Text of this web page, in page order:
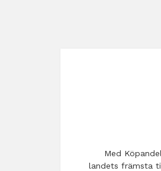
Med
landets främsta